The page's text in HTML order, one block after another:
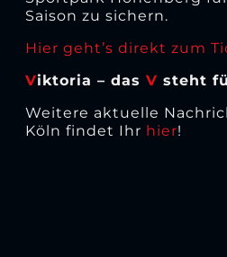
Saison zu sichern.
Hier geht’s direkt zum
Viktoria – das V steht
Weitere aktuelle
Köln findet Ihr hier!